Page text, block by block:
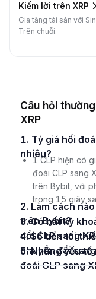
Kiếm lời trên XRP
Gia tăng tài sản với
Trên chuỗi.
Câu hỏi
XRP
1. Tỷ giá hối đoái CLP sang XRP hiện tại là bao
nhiêu?
1 CLP hiện có
đoái CLP sang
trên Bybit, với
trong 15 giây
2. Làm cách nào để chuyển đổi CLP sang XRP
trên Bybit?
3. Có bất kỳ khoản phí nào cho việc chuyển
đổi CLP sang
4. Số tiền tối thiểu của CLP mà tôi có thể
chuyển đổi
5. Những yếu tố nào ảnh hưởng đến tỷ giá hối
đoái CLP sang